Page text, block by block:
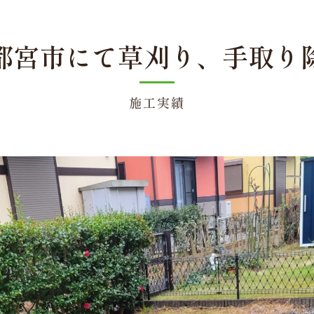
施工実績
宮市にて草刈り、手取り